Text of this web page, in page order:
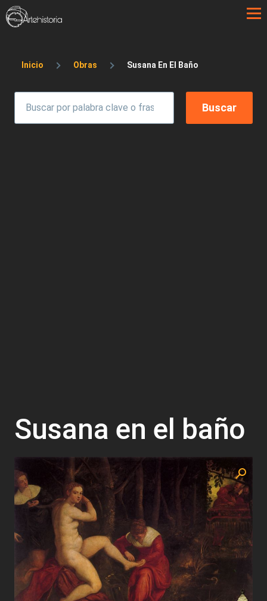
Pasar al contenido principal
Sobrescribir enlaces de ayuda a la
Inicio Obras Susana En El Baño
Susana en el baño